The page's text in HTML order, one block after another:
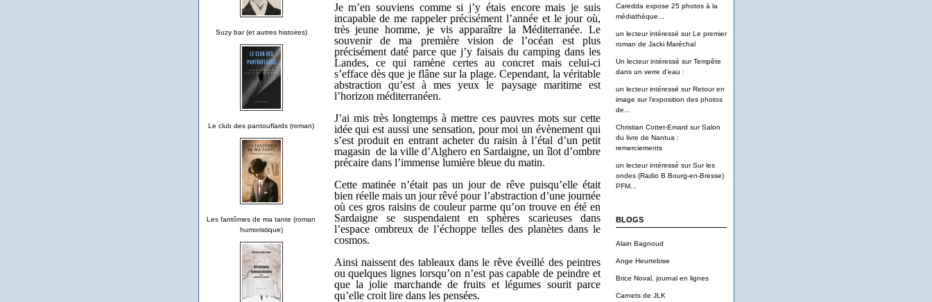
Suzy bar (et autres histoires)
Le club des pantouflards (roman)
Les fantômes de ma tante (roman
humoristique)
Caredda expose 25 photos à la
médiathèque...
un lecteur intéressé surLe premier
roman de Jacki Maréchal
Un lecteur intéressé surTempête
dans un verre d'eau :
un lecteur intéressé surRetour en
image sur l'exposition des photos
de...
Christian Cottet-Emard surSalon
du livre de Nantua :
remerciements
un lecteur intéressé surSur les
ondes (Radio B Bourg-en-Bresse)
PFM...
BLOGS
Alain Bagnoud
Ange Heurtebise
Brice Noval, journal en lignes
Carnets de JLK
Je m’en souviens comme si j’y étais encore mais je suis
incapable de me rappeler précisément l’année et le jour où,
très jeune homme, je vis apparaître la Méditerranée. Le
souvenir de ma première vision de l’océan est plus
précisément daté parce que j’y faisais du camping dans les
Landes, ce qui ramène certes au concret mais celui-ci
s’efface dès que je flâne sur la plage. Cependant, la véritable
abstraction qu’est à mes yeux le paysage maritime est
l’horizon méditerranéen.
J’ai mis très longtemps à mettre ces pauvres mots sur cette
idée qui est aussi une sensation, pour moi un évènement qui
s’est produit en entrant acheter du raisin à l’étal d’un petit
magasin de la ville d’Alghero en Sardaigne, un îlot d’ombre
précaire dans l’immense lumière bleue du matin.
Cette matinée n’était pas un jour de rêve puisqu’elle était
bien réelle mais un jour rêvé pour l’abstraction d’une journée
où ces gros raisins de couleur parme qu’on trouve en été en
Sardaigne se suspendaient en sphères scarieuses dans
l’espace ombreux de l’échoppe telles des planètes dans le
cosmos.
Ainsi naissent des tableaux dans le rêve éveillé des peintres
ou quelques lignes lorsqu’on n’est pas capable de peindre et
que la jolie marchande de fruits et légumes sourit parce
qu’elle croit lire dans les pensées.